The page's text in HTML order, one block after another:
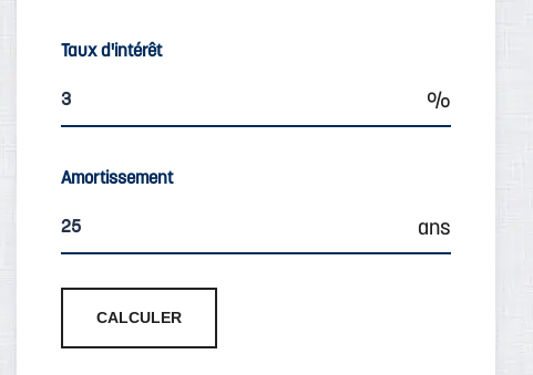
Taux d'intérêt
Amortissement